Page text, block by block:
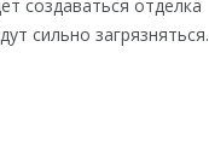
создаваться отделка
сильно загрязняться.